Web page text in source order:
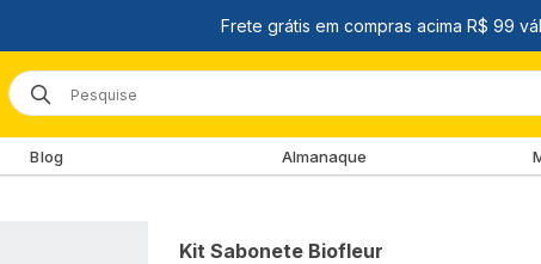
Blog Almanaque
Kit Sabonete Biofleur